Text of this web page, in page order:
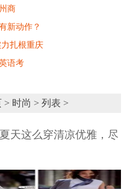
商
新动作？
扎根重庆
语考
> 时尚 > 列表 >
天这么穿清凉优雅，尽